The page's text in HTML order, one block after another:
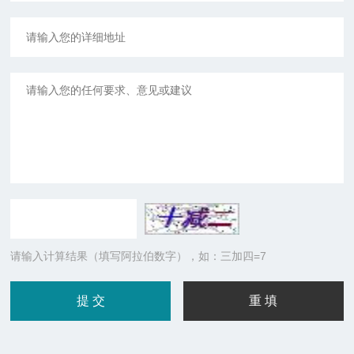
请输入计算结果（填写阿拉伯数字），如：三加四=7